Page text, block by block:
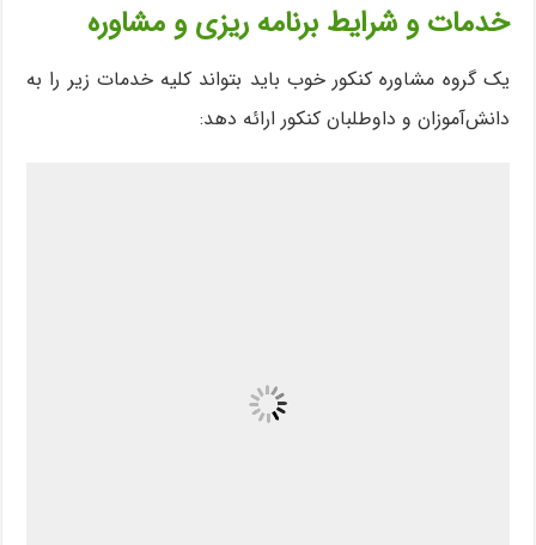
خدمات و شرایط برنامه ریزی و مشاوره
یک گروه مشاوره کنکور خوب باید بتواند کلیه خدمات زیر را به
دانش‌آموزان و داوطلبان کنکور ارائه دهد: